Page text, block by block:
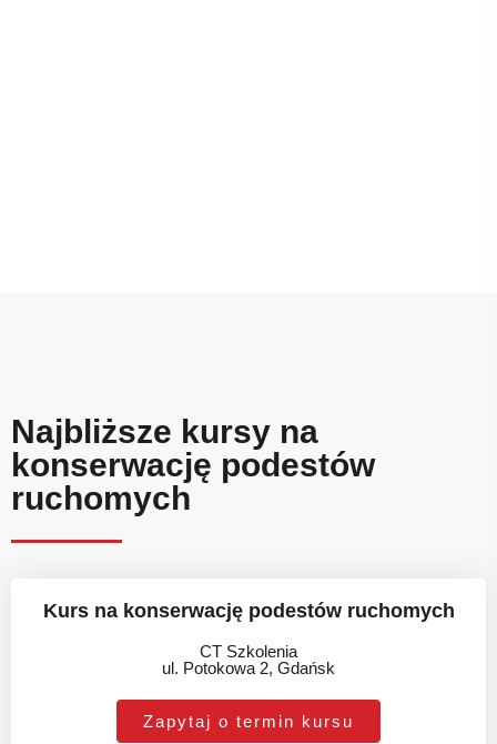
Najbliższe kursy na
konserwację podestów
ruchomych
Kurs na konserwację podestów ruchomych
CT Szkolenia
ul. Potokowa 2, Gdańsk
Zapytaj o termin kursu